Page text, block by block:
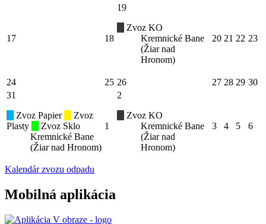
17 18
19
Zvoz KO
Kremnické Bane
(Žiar nad
Hronom)
20 21 22 23
24 25 26 27 28 29 30
31
Zvoz Papier
Zvoz
Plasty
Zvoz Sklo
Kremnické Bane
(Žiar nad Hronom)
1
2
Zvoz KO
Kremnické Bane
(Žiar nad
Hronom)
3 4 5 6
Kalendár zvozu odpadu
Mobilná aplikácia